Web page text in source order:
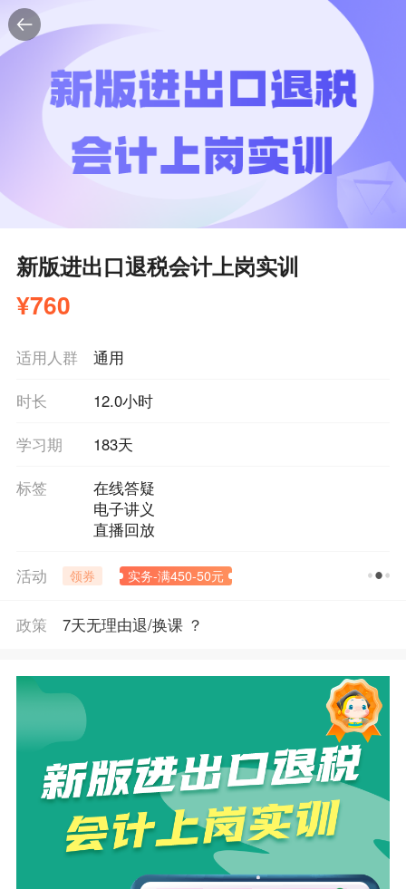
新版进出口退税会计上岗实训
¥760
适用人群
通用
时长
12.0小时
学习期
183天
标签
在线答疑
电子讲义
直播回放
活动 领券 实务-满450-50元
政策 7天无理由退/换课 ？